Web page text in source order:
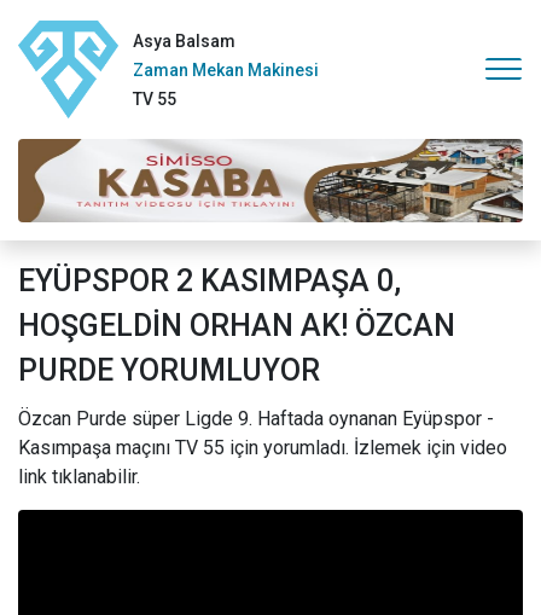
Asya Balsam
Zaman Mekan Makinesi
TV 55
EYÜPSPOR 2 KASIMPAŞA 0,
HOŞGELDİN ORHAN AK! ÖZCAN
PURDE YORUMLUYOR
Özcan Purde süper Ligde 9. Haftada oynanan Eyüpspor -
Kasımpaşa maçını TV 55 için yorumladı. İzlemek için video
link tıklanabilir.